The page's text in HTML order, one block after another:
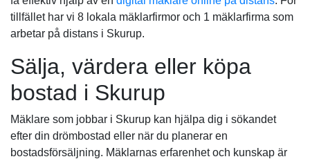
tillfället har vi 8 lokala mäklarfirmor och 1 mäklarfirma som
arbetar på distans i Skurup.
Sälja, värdera eller köpa
bostad i Skurup
Mäklare som jobbar i Skurup kan hjälpa dig i sökandet
efter din drömbostad eller när du planerar en
bostadsförsäljning. Mäklarnas erfarenhet och kunskap är